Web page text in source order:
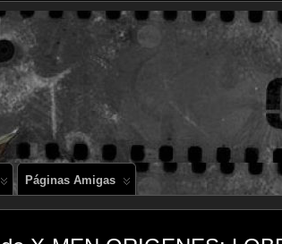
Páginas Amigas